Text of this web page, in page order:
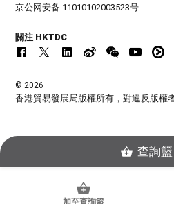
加至查詢籃
京公网安备 11010102003523号
關注 HKTDC
© 2026
香港貿易發展局版權所有，對違反版權
查詢籃